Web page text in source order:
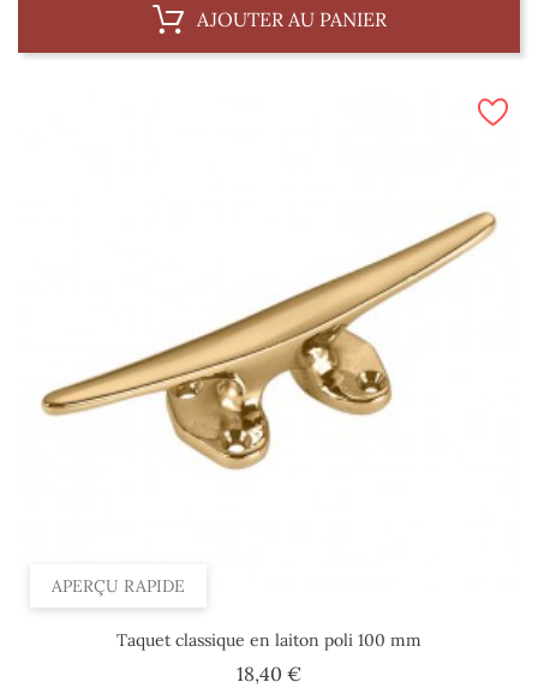
AJOUTER AU PANIER
APERÇU RAPIDE
Taquet classique en laiton poli 100 mm
18,40 €Prix